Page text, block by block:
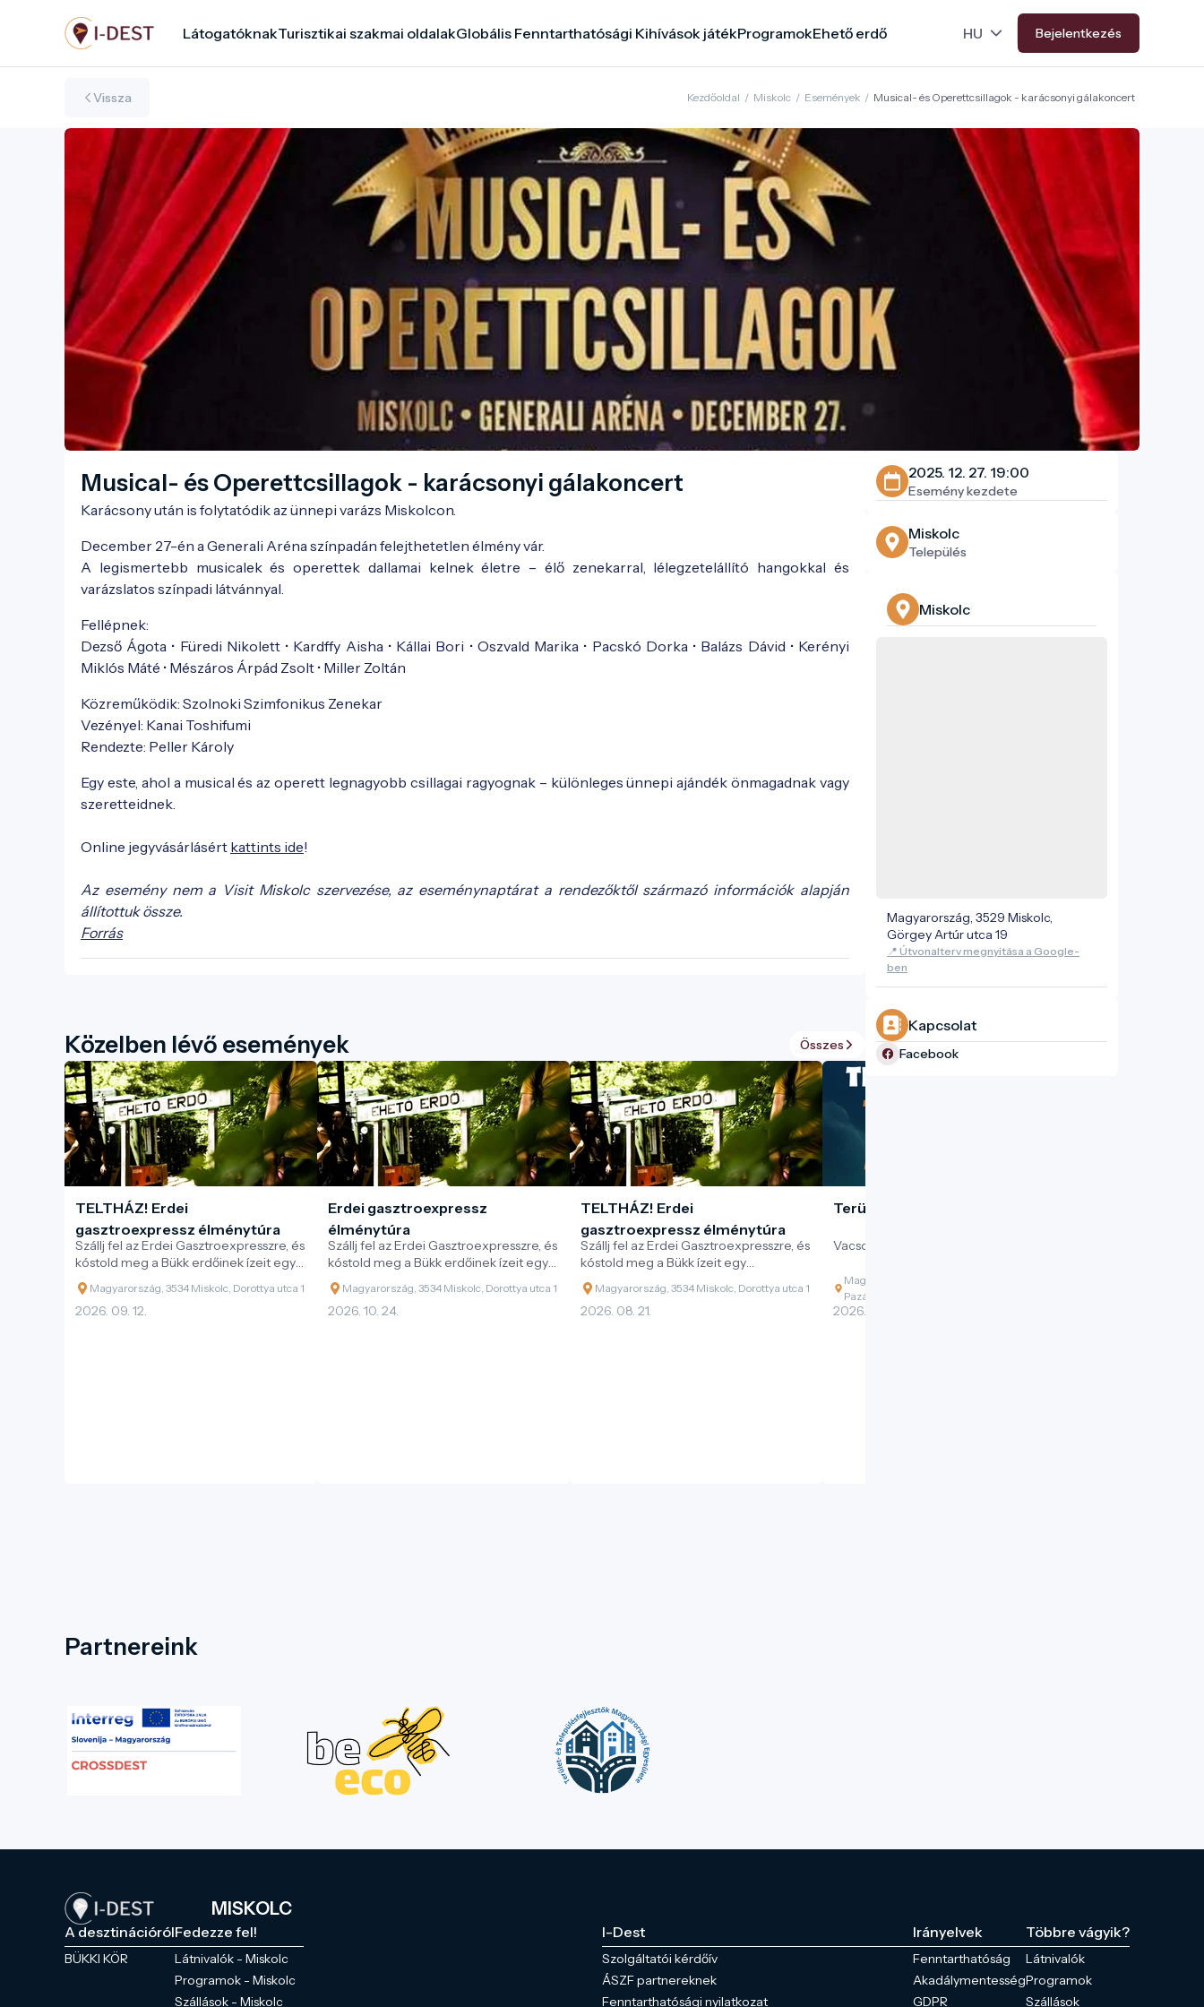
tartalomra
LátogatóknakTurisztikai szakmai oldalakGlobális Fenntarthatósági Kihívások játékProgramokEhető erdő Bejelentkezés
Vissza Kezdőoldal / Miskolc / Események / Musical- és Operettcsillagok - karácsonyi gálakoncert
Musical- és Operettcsillagok - karácsonyi gálakoncert
Karácsony után is folytatódik az ünnepi varázs Miskolcon.
December 27-én a Generali Aréna színpadán felejthetetlen élmény vár.
A legismertebb musicalek és operettek dallamai kelnek életre – élő zenekarral, lélegzetelállító hangokkal és
varázslatos színpadi látvánnyal.
Fellépnek:
Dezső Ágota • Füredi Nikolett • Kardffy Aisha • Kállai Bori • Oszvald Marika • Pacskó Dorka • Balázs Dávid • Kerényi
Miklós Máté • Mészáros Árpád Zsolt • Miller Zoltán
Közreműködik: Szolnoki Szimfonikus Zenekar
Vezényel: Kanai Toshifumi
Rendezte: Peller Károly
Egy este, ahol a musical és az operett legnagyobb csillagai ragyognak – különleges ünnepi ajándék önmagadnak vagy
szeretteidnek.
Online jegyvásárlásért kattints ide!
Az esemény nem a Visit Miskolc szervezése, az eseménynaptárat a rendezőktől származó információk alapján
állítottuk össze.
Forrás
Közelben lévő események Összes
TELTHÁZ! Erdei
gasztroexpressz élménytúra
Szállj fel az Erdei Gasztroexpresszre, és
kóstold meg a Bükk erdőinek ízeit egy
különleges vonatos kaland során!
Magyarország, 3534 Miskolc, Dorottya utca 1
2026. 09. 12.
Erdei gasztroexpressz
élménytúra
Szállj fel az Erdei Gasztroexpresszre, és
kóstold meg a Bükk erdőinek ízeit egy
különleges vonatos kaland során!
Magyarország, 3534 Miskolc, Dorottya utca 1
2026. 10. 24.
TELTHÁZ! Erdei
gasztroexpressz élménytúra
Szállj fel az Erdei Gasztroexpresszre, és
kóstold meg a Bükk ízeit egy
különleges vonatos kaland során!
Magyarország, 3534 Miskolc, Dorottya utca 1
2026. 08. 21.
Terülj, terülj...
Vacsora a fogyó nap árnyékában.
Magyarország, 3519 Miskolc, Tapolcafürdő,
Pazár István sétány
2026. 08. 12. - 2026. 08. 12.
2025. 12. 27. 19:00
Esemény kezdete
Miskolc
Település
Miskolc
Magyarország, 3529 Miskolc,
Görgey Artúr utca 19
📍 Útvonalterv megnyitása a Google-
ben
Kapcsolat
Facebook
Partnereink
MISKOLC
A desztinációról
BÜKKI KÖR
Fedezze fel!
Látnivalók - Miskolc
Programok - Miskolc
Szállások - Miskolc
I-Dest
Szolgáltatói kérdőív
ÁSZF partnereknek
Fenntarthatósági nyilatkozat
Irányelvek
Fenntarthatóság
Akadálymentesség
GDPR
Többre vágyik?
Látnivalók
Programok
Szállások